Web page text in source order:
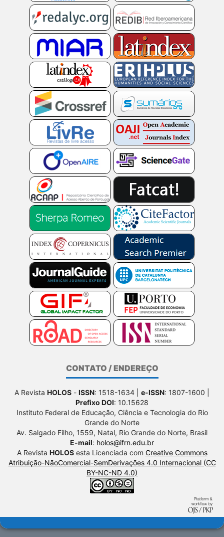
CONTATO / ENDEREÇO
A Revista HOLOS - ISSN: 1518-1634 | e-ISSN: 1807-1600 |
Prefixo DOI: 10.15628
Instituto Federal de Educação, Ciência e Tecnologia do Rio
Grande do Norte
Av. Salgado Filho, 1559, Natal, Rio Grande do Norte, Brasil
E-mail: holos@ifrn.edu.br
A Revista HOLOSesta Licenciada com Creative Commons
Atribuição-NãoComercial-SemDerivações 4.0 Internacional (CC
BY-NC-ND 4.0)